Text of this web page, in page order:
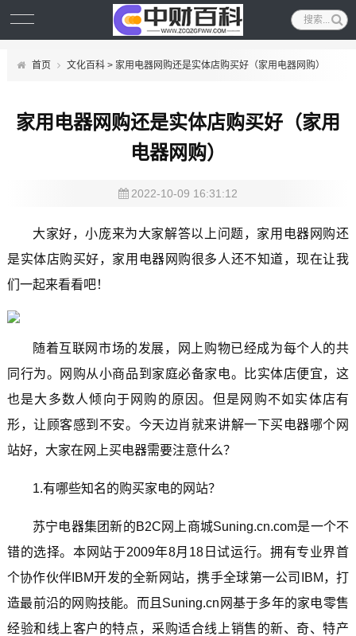
首页 文化百科> 家用电器网购还是实体店购买好（家用电器网购）
家用电器网购还是实体店购买好（家用
电器网购）
2022-10-09 16:31:12
大家好，小庞来为大家解答以上问题，家用电器网购还
是实体店购买好，家用电器网购很多人还不知道，现在让我
们一起来看看吧！
随着互联网市场的发展，网上购物已经成为每个人的共
同行为。网购从小商品到家庭必备家电。比实体店便宜，这
也是大多数人倾向于网购的原因。但是网购不如实体店有
形，让顾客感到不安。今天边肖就来讲解一下买电器哪个网
站好，大家在网上买电器需要注意什么？
1.有哪些知名的购买家电的网站？
苏宁电器集团新的B2C网上商城Suning.cn.com是一个不
错的选择。本网站于2009年8月18日试运行。拥有专业界首
个协作伙伴IBM开发的全新网站，携手全球第一公司IBM，打
造最前沿的网购技能。而且Suning.cn网基于多年的家电零售
经验和线上客户的特点，采购适合线上销售的新、奇、特产